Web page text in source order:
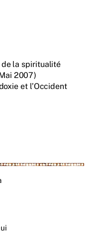
de la spiritualité
2007)
et l’Occident